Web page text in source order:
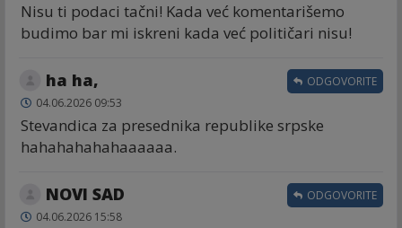
Nisu ti podaci tačni! Kada već komentarišemo
budimo bar mi iskreni kada već političari nisu!
ha ha,
04.06.2026 09:53
Stevandica za presednika republike srpske
hahahahahahaaaaaa.
ODGOVORITE
NOVI SAD
04.06.2026 15:58
ODGOVORITE